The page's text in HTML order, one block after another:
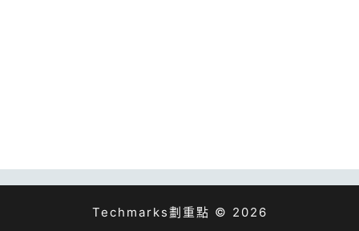
Techmarks劃重點 © 2026